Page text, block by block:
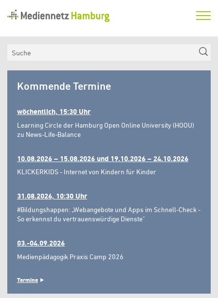
Hamburg
Aktuelles
Medienkompetenzfonds
Hamburg
Kommende Termine
wöchentlich, 15:30 Uhr
Learning Circle der Hamburg Open Online University (HOOU)
zu News-Life-Balance
10.08.2026 – 15.08.2026 und 19.10.2026 – 24.10.2026
KLICKERKIDS - Internet von Kindern für Kinder
31.08.2026, 10:30 Uhr
#Bildungshappen: „Webangebote und Apps im Schnell-Check -
So erkennst du vertrauenswürdige Dienste"
03.-04.09.2026
Medienpädagogik Praxis Camp 2026
Termine